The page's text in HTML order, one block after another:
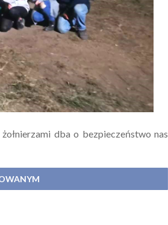
dba o bezpieczeństwo nas